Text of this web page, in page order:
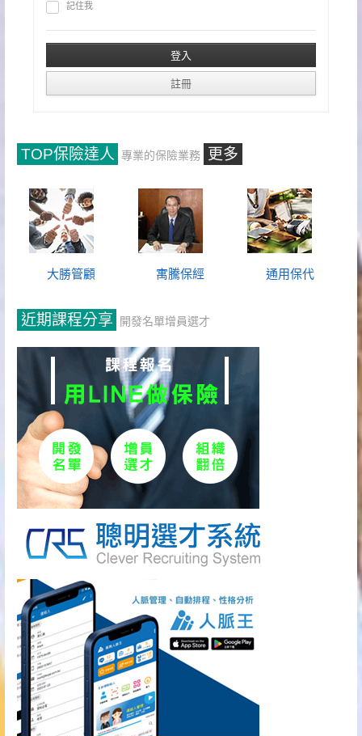
記住我
TOP保險達人 專業的保險業務 更多
大勝管顧 寓騰保經 通用保代
近期課程分享 開發名單增員選才